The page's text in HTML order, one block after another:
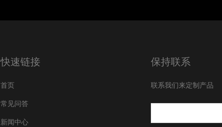
快速链接
首页
常见问答
新闻中心
保持联系
联系我们来定制产品